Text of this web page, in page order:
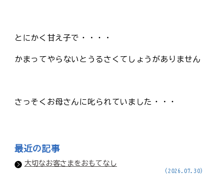
とにかく甘え子で・・・・
かまってやらないとうるさくてしょうがありません
さっそくお母さんに叱られていました・・・
最近の記事
大切なお客さまをおもてなし
(2026.07.30)